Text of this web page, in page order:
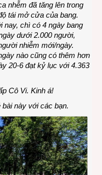
nhễm đã tăng lên trong
tái mở cửa của bang.
nay, chì có 4 ngày bang
dưới 2.000 người,
nhiễm mới/ngày.
nào cũng có thêm hơn
20-6 đạt kỷ lục với 4.363
Cô Vi. Kinh á!
này với các bạn.